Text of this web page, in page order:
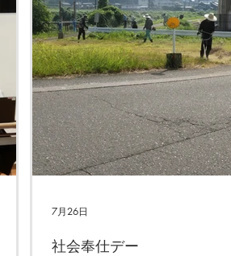
社会奉仕デー
7月26日